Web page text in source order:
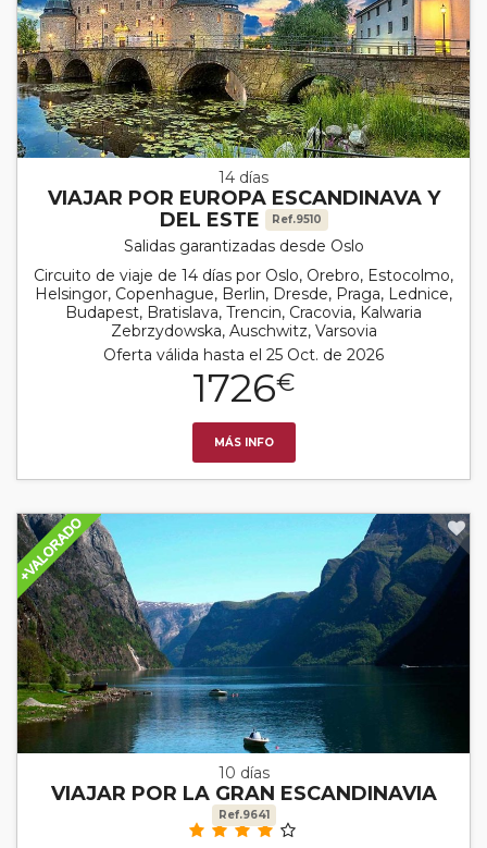
14 días
VIAJAR POR EUROPA ESCANDINAVA Y
DEL ESTE
Ref.9510
Salidas garantizadas desde Oslo
Circuito de viaje de 14 días por Oslo, Orebro, Estocolmo,
Helsingor, Copenhague, Berlin, Dresde, Praga, Lednice,
Budapest, Bratislava, Trencin, Cracovia, Kalwaria
Zebrzydowska, Auschwitz, Varsovia
Oferta válida hasta el 25 Oct. de 2026
1726€
MÁS INFO
10 días
VIAJAR POR LA GRAN ESCANDINAVIA
Ref.9641